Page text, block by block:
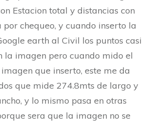
Estacion total y distancias con
chequeo, y cuando inserto la
earth al Civil los puntos casi
la imagen pero cuando mido el
que inserto, este me da
que mide 274.8mts de largo y
y lo mismo pasa en otras
sera que la imagen no se